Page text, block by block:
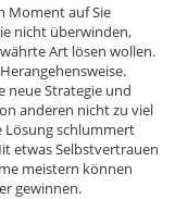
Moment auf Sie
nicht überwinden,
Art lösen wollen.
neue Strategie und
anderen nicht zu viel
Lösung schlummert
etwas Selbstvertrauen
meistern können
gewinnen.